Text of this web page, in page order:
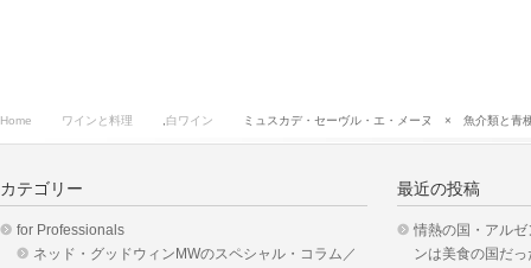
Home ワインと料理 白ワイン ミュスカデ・セーヴル・エ・メーヌ × 魚介類と青
カテゴリー
for Professionals
ネッド・グッドウィンMWのスペシャル・コラム／
最近の投稿
情熱の国・アル
ンは美食の国だっ